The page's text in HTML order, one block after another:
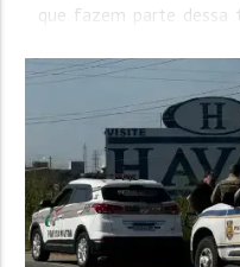
que fazem parte dessa
homenagem à data.